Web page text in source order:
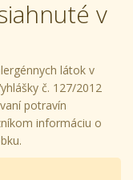
v
látok v
č. 127/2012
potravín
informáciu o